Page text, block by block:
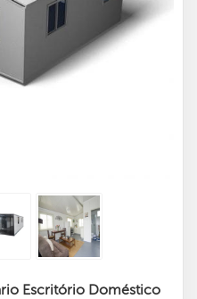
Escritório Doméstico